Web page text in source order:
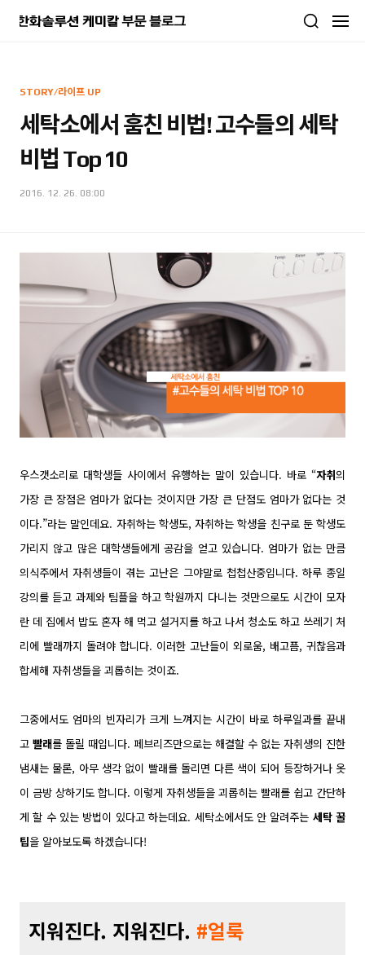
STORY/라이프 UP
세탁소에서 훔친 비법! 고수들의 세탁
비법 Top 10
2016. 12. 26. 08:00
우스갯소리로 대학생들 사이에서 유행하는 말이 있습니다. 바로 “자취의
가장 큰 장점은 엄마가 없다는 것이지만 가장 큰 단점도 엄마가 없다는 것
이다.”라는 말인데요. 자취하는 학생도, 자취하는 학생을 친구로 둔 학생도
가리지 않고 많은 대학생들에게 공감을 얻고 있습니다. 엄마가 없는 만큼
의식주에서 자취생들이 겪는 고난은 그야말로 첩첩산중입니다. 하루 종일
강의를 듣고 과제와 팀플을 하고 학원까지 다니는 것만으로도 시간이 모자
란 데 집에서 밥도 혼자 해 먹고 설거지를 하고 나서 청소도 하고 쓰레기 처
리에 빨래까지 돌려야 합니다. 이러한 고난들이 외로움, 배고픔, 귀찮음과
합세해 자취생들을 괴롭히는 것이죠.
그중에서도 엄마의 빈자리가 크게 느껴지는 시간이 바로 하루일과를 끝내
고 빨래를 돌릴 때입니다. 페브리즈만으로는 해결할 수 없는 자취생의 진한
냄새는 물론, 아무 생각 없이 빨래를 돌리면 다른 색이 되어 등장하거나 옷
이 금방 상하기도 합니다. 이렇게 자취생들을 괴롭히는 빨래를 쉽고 간단하
게 할 수 있는 방법이 있다고 하는데요. 세탁소에서도 안 알려주는 세탁 꿀
팁을 알아보도록 하겠습니다!
지워진다. 지워진다. #얼룩